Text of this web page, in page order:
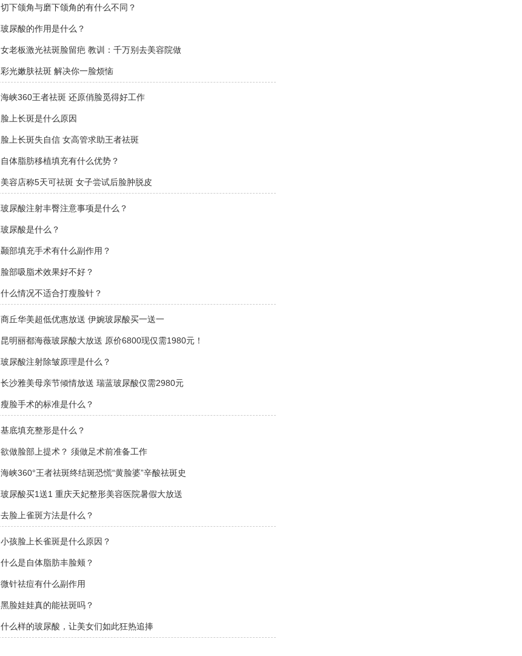
切下颌角与磨下颌角的有什么不同？
玻尿酸的作用是什么？
女老板激光祛斑脸留疤 教训：千万别去美容院做
彩光嫩肤祛斑 解决你一脸烦恼
海峡360王者祛斑 还原俏脸觅得好工作
脸上长斑是什么原因
脸上长斑失自信 女高管求助王者祛斑
自体脂肪移植填充有什么优势？
美容店称5天可祛斑 女子尝试后脸肿脱皮
玻尿酸注射丰臀注意事项是什么？
玻尿酸是什么？
颞部填充手术有什么副作用？
脸部吸脂术效果好不好？
什么情况不适合打瘦脸针？
商丘华美超低优惠放送 伊婉玻尿酸买一送一
昆明丽都海薇玻尿酸大放送 原价6800现仅需1980元！
玻尿酸注射除皱原理是什么？
长沙雅美母亲节倾情放送 瑞蓝玻尿酸仅需2980元
瘦脸手术的标准是什么？
基底填充整形是什么？
欲做脸部上提术？ 须做足术前准备工作
海峡360°王者祛斑终结斑恐慌“黄脸婆”辛酸祛斑史
玻尿酸买1送1 重庆天妃整形美容医院暑假大放送
去脸上雀斑方法是什么？
小孩脸上长雀斑是什么原因？
什么是自体脂肪丰脸颊？
微针祛痘有什么副作用
黑脸娃娃真的能祛斑吗？
什么样的玻尿酸，让美女们如此狂热追捧